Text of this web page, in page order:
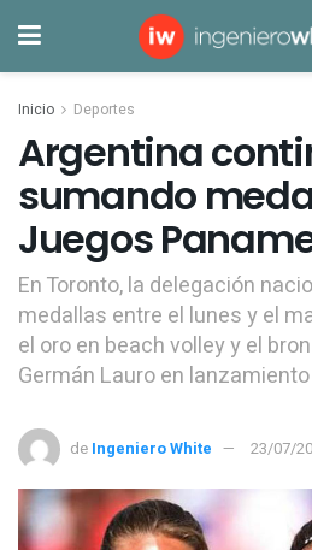
Inicio Deportes
Argentina
sumando
Juegos
En Toronto, la delegación
medallas entre el lunes y el
el oro en beach volley y el
Germán Lauro en
de Ingeniero White 23/07/